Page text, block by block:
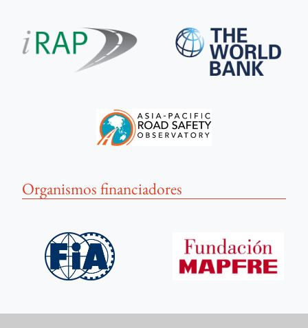
Organismos financiadores